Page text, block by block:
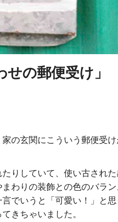
の郵便受け」
の玄関にこういう郵便受
りしていて、使い古され
わりの装飾との色のバラン
でいうと「可愛い！」と
きちゃいました。